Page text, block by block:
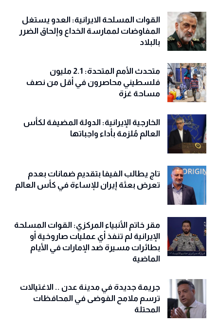
القوات المسلحة الايرانية: العدو يستغل
المفاوضات لممارسة الخداع وإلحاق الضرر
بالبلاد
متحدث الأمم المتحدة: 2.1 مليون
فلسطيني محاصرون في أقل من نصف
مساحة غزة
الخارجية الإيرانية: الدولة المضيفة لكأس
العالم مُلزمة بأداء واجباتها
تاج يطالب الفيفا بتقديم ضمانات بعدم
تعرض بعثة إيران للإساءة في كأس العالم
مقر خاتم الأنبياء المركزي: القوات المسلحة
الإيرانية لم تنفذ أي عمليات صاروخية أو
بطائرات مسيرة ضد الإمارات في الأيام
الماضية
جريمة جديدة في مدينة عدن .. الاغتيالات
ترسم ملامح الفوضى في المحافظات
المحتلة